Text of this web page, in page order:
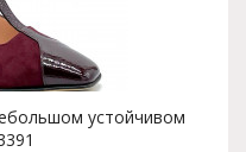
устойчивом